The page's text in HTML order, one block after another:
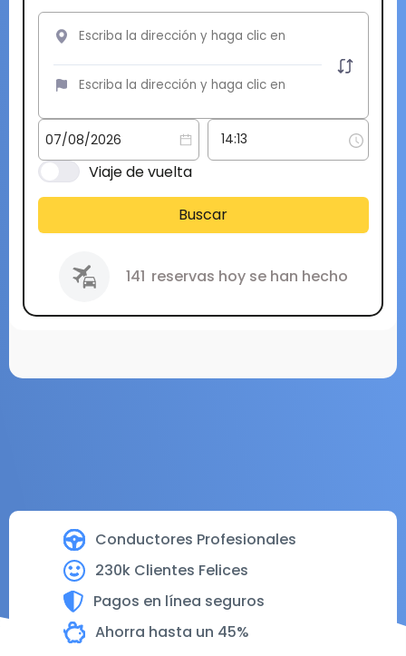
Conductores Profesionales
230k Clientes Felices
Pagos en línea seguros
Ahorra hasta un 45%
Viaje de vuelta
Buscar
141 reservas hoy se han hecho